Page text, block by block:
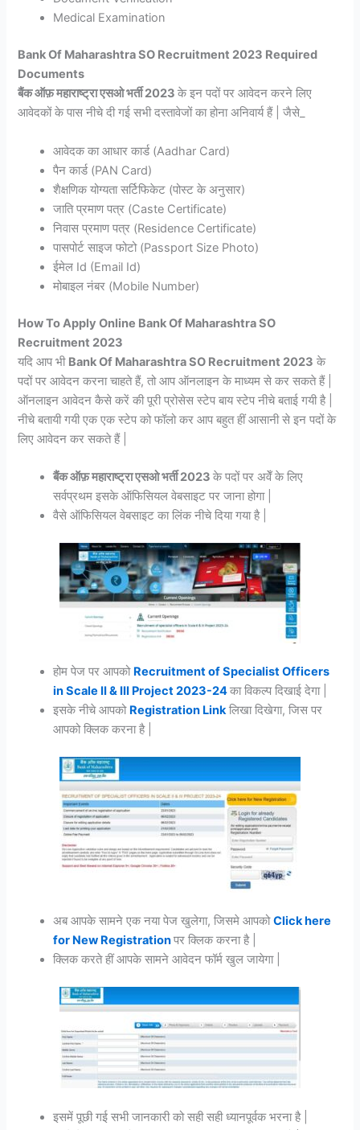
Medical Examination
Bank Of Maharashtra SO Recruitment 2023 Required
Documents
बैंक ऑफ़ महाराष्ट्रा एसओ भर्ती 2023के इन पदों पर आवेदन करने लिए
आवेदकों के पास नीचे दी गई सभी दस्तावेजों का होना अनिवार्य हैं | जैसे_
आवेदक का आधार कार्ड (Aadhar Card)
पैन कार्ड (PAN Card)
शैक्षणिक योग्यता सर्टिफिकेट (पोस्ट के अनुसार)
जाति प्रमाण पत्र (Caste Certificate)
निवास प्रमाण पत्र (Residence Certificate)
पासपोर्ट साइज फोटो (Passport Size Photo)
ईमेल Id (Email Id)
मोबाइल नंबर (Mobile Number)
How To Apply Online Bank Of Maharashtra SO
Recruitment 2023
यदि आप भी Bank Of Maharashtra SO Recruitment 2023 के
पदों पर आवेदन करना चाहते हैं, तो आप ऑनलाइन के माध्यम से कर सकते हैं |
ऑनलाइन आवेदन कैसे करें की पूरी प्रोसेस स्टेप बाय स्टेप नीचे बताई गयी है |
नीचे बतायी गयी एक एक स्टेप को फॉलो कर आप बहुत हीं आसानी से इन पदों के
लिए आवेदन कर सकते हैं |
बैंक ऑफ़ महाराष्ट्रा एसओ भर्ती 2023के पदों पर अवेँ के लिए
सर्वप्रथम इसके ऑफिसियल वेबसाइट पर जाना होगा |
वैसे ऑफिसियल वेबसाइट का लिंक नीचे दिया गया है |
होम पेज पर आपको Recruitment of Specialist Officers
in Scale II & III Project 2023-24का विकल्प दिखाई देगा |
इसके नीचे आपको Registration Linkलिखा दिखेगा, जिस पर
आपको क्लिक करना है |
अब आपके सामने एक नया पेज खुलेगा, जिसमे आपकोClick here
for New Registrationपर क्लिक करना है |
क्लिक करते हीं आपके सामने आवेदन फॉर्म खुल जायेगा |
इसमें पूछी गई सभी जानकारी को सही सही ध्यानपूर्वक भरना है |